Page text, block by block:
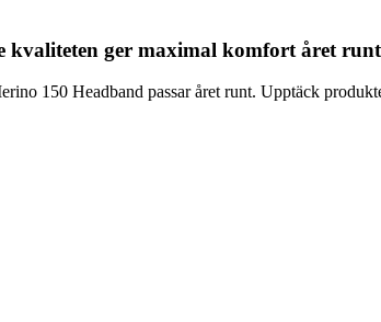
ger maximal komfort året
150 Headband passar året runt. Upptäck